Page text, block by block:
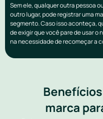
Sem ele, qualquer outra pessoa
outro lugar, pode registrar uma
segmento. Caso isso aconteça,
de exigir que você pare de usar
na necessidade de recomeçar a
marca